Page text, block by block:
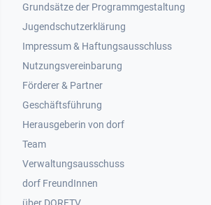
Grundsätze der Programmgestaltung
Jugendschutzerklärung
Impressum & Haftungsausschluss
Nutzungsvereinbarung
Footer 2
Förderer & Partner
Geschäftsführung
Herausgeberin von dorf
Team
Verwaltungsausschuss
dorf FreundInnen
Footer 3